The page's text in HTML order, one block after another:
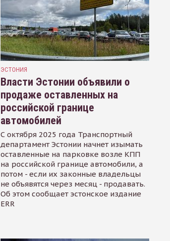
ЭСТОНИЯ
Власти Эстонии объявили о
продаже оставленных на
российской границе
автомобилей
С октября 2025 года Транспортный
департамент Эстонии начнет изымать
оставленные на парковке возле КПП
на российской границе автомобили, а
потом - если их законные владельцы
не объявятся через месяц - продавать.
Об этом сообщает эстонское издание
ERR